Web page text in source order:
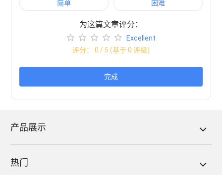
简单 困难
为这篇文章评分：
Excellent
评分： 0 / 5 (基于0 评级)
完成
产品展示
热门